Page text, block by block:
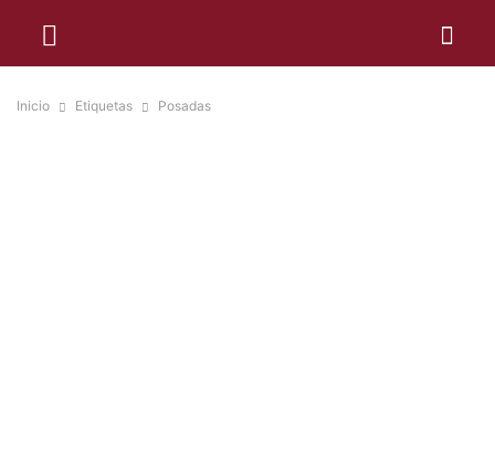
Inicio Etiquetas Posadas